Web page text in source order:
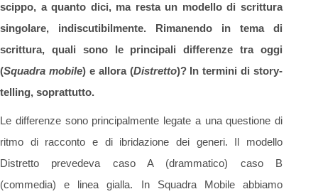
scippo, a quanto dici, ma resta un modello di scrittura
singolare, indiscutibilmente. Rimanendo in tema di
scrittura, quali sono le principali differenze tra oggi
(Squadra mobile) e allora (Distretto)? In termini di story-
telling, soprattutto.
Le differenze sono principalmente legate a una questione di
ritmo di racconto e di ibridazione dei generi. Il modello
Distretto prevedeva caso A (drammatico) caso B
(commedia) e linea gialla. In Squadra Mobile abbiamo